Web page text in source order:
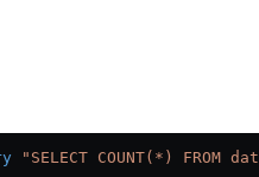
"SELECT COUNT(*) FROM